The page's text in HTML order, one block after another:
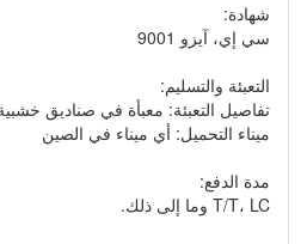
شهادة:
سي إي، آيزو 9001
التعبئة والتسليم:
تفاصيل التعبئة: معبأة في صناديق
ميناء التحميل: أي ميناء في الصين
مدة الدفع:
T/T، LC وما إلى ذلك.